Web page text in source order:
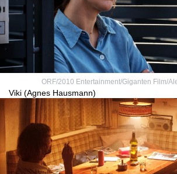
ORF/2010 Entertainment/Giganten Film/
Viki (Agnes Hausmann)